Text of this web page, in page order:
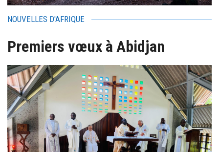
NOUVELLES D'AFRIQUE
Premiers vœux à Abidjan